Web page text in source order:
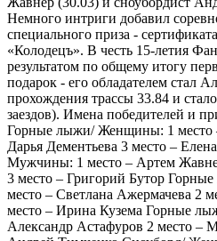
Немного интриги добавил
специального приза -
«Колодецъ». В честь 15-летия
результатом по общему итогу
подарок - его обладателем стал
прохождения трассы 33.84 и
заездов). Имена победителей и
Горные лыжи/ Женщины: 1 место
Дарья Дементьева 3 место –
Мужчины: 1 место – Артем
3 место – Григорий Бутор
место – Светлана Ажермачева 2
место – Ирина Кузема Горные
Александр Астафуров 2 место –